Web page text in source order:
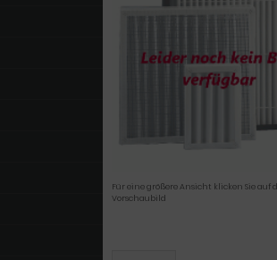
Für eine größere Ansicht klicken Sie auf
Vorschaubild